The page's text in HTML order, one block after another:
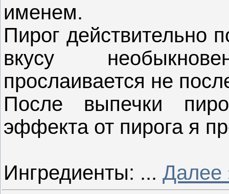
именем.
Пирог действительно
вкусу
прослаивается не
После выпечки
эффекта от пирога я
Ингредиенты: ... Далее